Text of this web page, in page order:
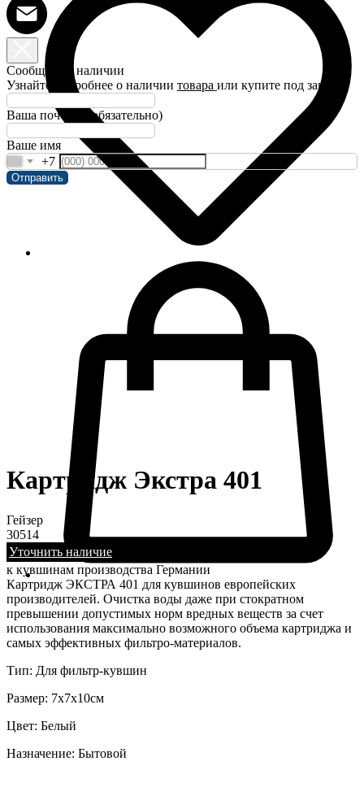
Сообщить о наличии
Узнайте подробнее о наличии товара или купите под заказ!
Ваша почта(не обязательно)
Ваше имя
+7
Отправить
Картридж Экстра 401
Гейзер
30514
Уточнить наличие
к кувшинам производства Германии
Картридж ЭКСТРА 401 для кувшинов европейских
производителей. Очистка воды даже при стократном
превышении допустимых норм вредных веществ за счет
использования максимально возможного объема картриджа и
самых эффективных фильтро-материалов.
Тип: Для фильтр-кувшин
Размер: 7х7х10см
Цвет: Белый
Назначение: Бытовой